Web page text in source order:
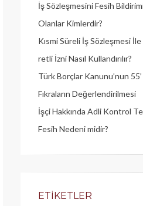
İş Sözleşmesini Fesih
Olanlar Kimlerdir?
Kısmi Süreli İş Sözleşmesi
retli İzni Nasıl Kullandırılır?
Türk Borçlar Kanunu’nun
Fıkraların Değerlendirilmesi
İşçi Hakkında Adli Kontrol
Fesih Nedeni midir?
ETIKETLER